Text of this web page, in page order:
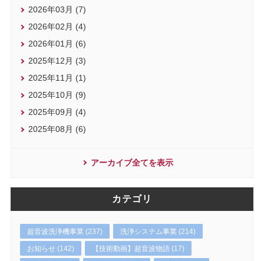
2026年03月 (7)
2026年02月 (4)
2026年01月 (6)
2025年12月 (3)
2025年11月 (1)
2025年10月 (9)
2025年09月 (4)
2025年08月 (6)
アーカイブ全てを表示
カテゴリ
超音波洗浄機事業 (237) 洗浄システム事業 (214)
お知らせ (142) 【技術動画】超音波物語 (17)